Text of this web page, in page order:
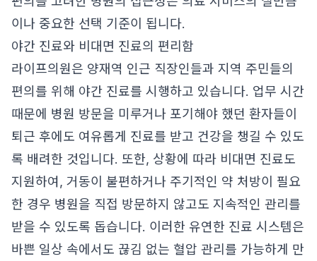
이나 중요한 선택 기준이 됩니다.
야간 진료와 비대면 진료의 편리함
라이프의원은 양재역 인근 직장인들과 지역 주민들의
편의를 위해 야간 진료를 시행하고 있습니다. 업무 시간
때문에 병원 방문을 미루거나 포기해야 했던 환자들이
퇴근 후에도 여유롭게 진료를 받고 건강을 챙길 수 있도
록 배려한 것입니다. 또한, 상황에 따라 비대면 진료도
지원하여, 거동이 불편하거나 주기적인 약 처방이 필요
한 경우 병원을 직접 방문하지 않고도 지속적인 관리를
받을 수 있도록 돕습니다. 이러한 유연한 진료 시스템은
바쁜 일상 속에서도 끊김 없는 혈압 관리를 가능하게 만